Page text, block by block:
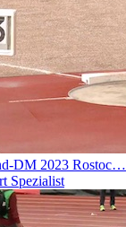
DM 2023 Rostoc…
Spezialist